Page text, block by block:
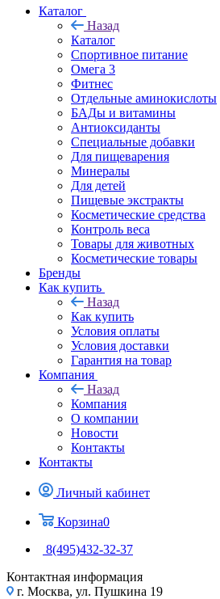
Каталог
Назад
Каталог
Спортивное питание
Омега 3
Фитнес
Отдельные аминокислоты
БАДы и витамины
Антиоксиданты
Специальные добавки
Для пищеварения
Минералы
Для детей
Пищевые экстракты
Косметические средства
Контроль веса
Товары для животных
Косметические товары
Бренды
Как купить
Назад
Как купить
Условия оплаты
Условия доставки
Гарантия на товар
Компания
Назад
Компания
О компании
Новости
Контакты
Контакты
Личный кабинет
Корзина0
8(495)432-32-37
Контактная информация
г. Москва, ул. Пушкина 19